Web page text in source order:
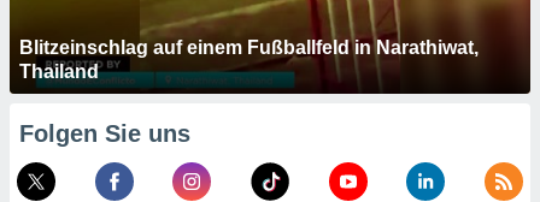
Blitzeinschlag auf einem Fußballfeld in Narathiwat,
Thailand
Folgen Sie uns